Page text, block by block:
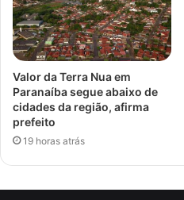
Valor da Terra Nua em
Paranaíba segue abaixo de
cidades da região, afirma
prefeito
19 horas atrás